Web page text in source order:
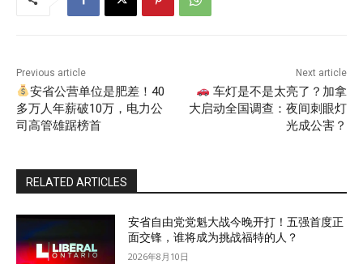
Previous article
安省公营单位是肥差！40
多万人年薪破10万，电力公
司高管雄踞榜首
Next article
车灯是不是太亮了？加拿
大启动全国调查：夜间刺眼灯
光成公害？
RELATED ARTICLES
安省自由党党魁大战今晚开打！五强首度正
面交锋，谁将成为挑战福特的人？
2026年8月10日